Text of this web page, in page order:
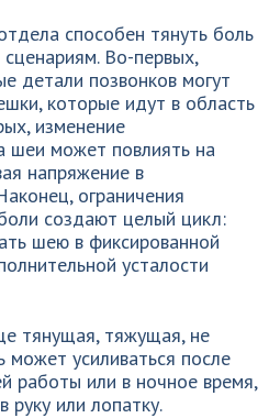
способен тянуть боль
Во-первых,
детали позвонков могут
которые идут в область
изменение
шеи может повлиять на
напряжение в
ограничения
создают целый цикл:
шею в фиксированной
усталости
тянущая, тяжущая, не
может усиливаться после
работы или в ночное время,
руку или лопатку.